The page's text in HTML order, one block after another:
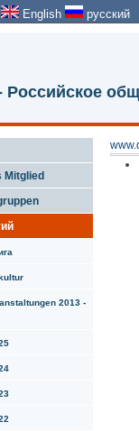
English русский
Российское
Mitglied
2013 -